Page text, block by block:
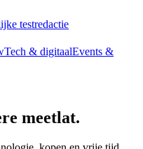
testredactie
Tech & digitaalEvents &
meetlat.